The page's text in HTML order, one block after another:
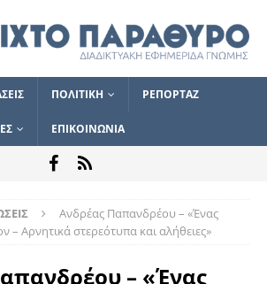
ΠΟΛΙΤΙΚΗ ΡΕΠΟΡΤΑΖ
ΕΠΙΚΟΙΝΩΝΙΑ
Ανδρέας Παπανδρέου – «Ένας
– Αρνητικά στερεότυπα και αλήθειες»
– «Ένας